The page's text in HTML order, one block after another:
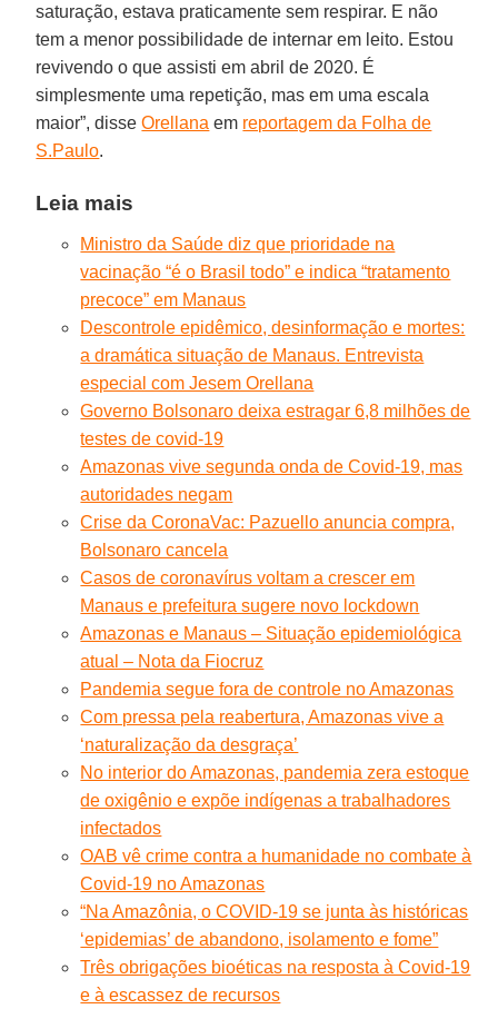
saturação, estava praticamente sem respirar. E não
tem a menor possibilidade de internar em leito. Estou
revivendo o que assisti em abril de 2020. É
simplesmente uma repetição, mas em uma escala
maior”, disseOrellana em reportagem da Folha de
S.Paulo.
Leia mais
Ministro da Saúde diz que prioridade na
vacinação “é o Brasil todo” e indica “tratamento
precoce” em Manaus
Descontrole epidêmico, desinformação e mortes:
a dramática situação de Manaus. Entrevista
especial com Jesem Orellana
Governo Bolsonaro deixa estragar 6,8 milhões de
testes de covid-19
Amazonas vive segunda onda de Covid-19, mas
autoridades negam
Crise da CoronaVac: Pazuello anuncia compra,
Bolsonaro cancela
Casos de coronavírus voltam a crescer em
Manaus e prefeitura sugere novo lockdown
Amazonas e Manaus – Situação epidemiológica
atual – Nota da Fiocruz
Pandemia segue fora de controle no Amazonas
Com pressa pela reabertura, Amazonas vive a
‘naturalização da desgraça’
No interior do Amazonas, pandemia zera estoque
de oxigênio e expõe indígenas a trabalhadores
infectados
OAB vê crime contra a humanidade no combate à
Covid-19 no Amazonas
“Na Amazônia, o COVID-19 se junta às históricas
‘epidemias’ de abandono, isolamento e fome”
Três obrigações bioéticas na resposta à Covid-19
e à escassez de recursos